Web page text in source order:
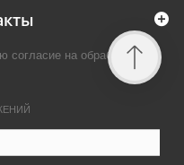
на обработку